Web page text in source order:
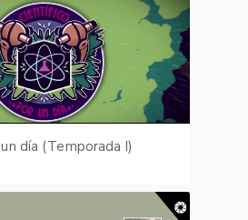
día (Temporada I)